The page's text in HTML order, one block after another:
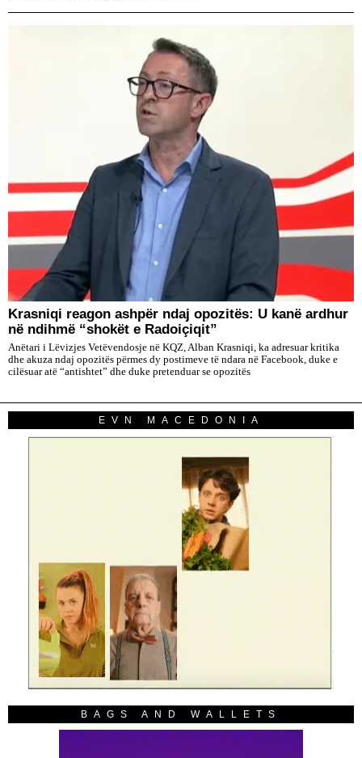
​Krasniqi reagon ashpër ndaj opozitës: U kanë ardhur
në ndihmë “shokët e Radoiçiqit”
Anëtari i Lëvizjes Vetëvendosje në KQZ, Alban Krasniqi, ka adresuar kritika
dhe akuza ndaj opozitës përmes dy postimeve të ndara në Facebook, duke e
cilësuar atë “antishtet” dhe duke pretenduar se opozitës
EVN MACEDONIA
BAGS AND WALLETS